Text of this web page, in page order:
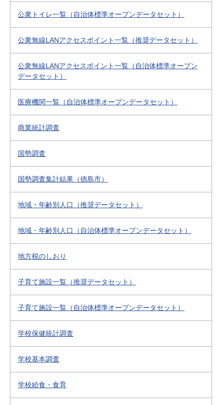
公衆トイレ一覧（自治体標準オープンデータセット）
公衆無線LANアクセスポイント一覧（推奨データセット）
公衆無線LANアクセスポイント一覧（自治体標準オープン
データセット）
医療機関一覧（自治体標準オープンデータセット）
商業統計調査
国勢調査
国勢調査集計結果（徳島市）
地域・年齢別人口（推奨データセット）
地域・年齢別人口（自治体標準オープンデータセット）
地方税のしおり
子育て施設一覧（推奨データセット）
子育て施設一覧（自治体標準オープンデータセット）
学校保健統計調査
学校基本調査
学校給食・食育